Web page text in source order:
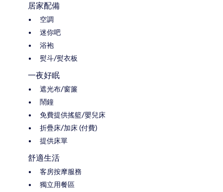
居家配備
空調
迷你吧
浴袍
熨斗/熨衣板
一夜好眠
遮光布/窗簾
鬧鐘
免費提供搖籃/嬰兒床
折疊床/加床 (付費)
提供床單
舒適生活
客房按摩服務
獨立用餐區